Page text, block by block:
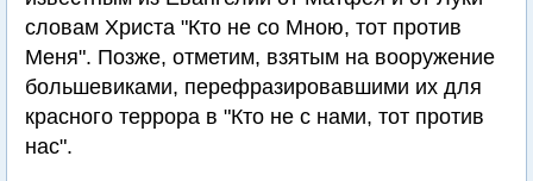
словам Христа "Кто не со Мною, тот против
Меня". Позже, отметим, взятым на вооружение
большевиками, перефразировавшими их для
красного террора в "Кто не с нами, тот против
нас".